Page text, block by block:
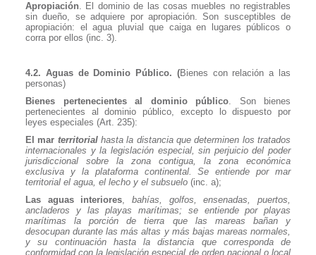
Apropiación. El dominio de las cosas muebles no registrables
sin dueño, se adquiere por apropiación. Son susceptibles de
apropiación: el agua pluvial que caiga en lugares públicos o
corra por ellos (inc. 3).
4.2. Aguas de Dominio Público. (Bienes con relación a las
personas)
Bienes pertenecientes al dominio público. Son bienes
pertenecientes al dominio público, excepto lo dispuesto por
leyes especiales (Art. 235):
El mar territorialhasta la distancia que determinen los tratados
internacionales y la legislación especial, sin perjuicio del poder
jurisdiccional sobre la zona contigua, la zona económica
exclusiva y la plataforma continental. Se entiende por mar
territorial el agua, el lecho y el subsuelo (inc. a);
Las aguas interiores,bahías, golfos, ensenadas, puertos,
ancladeros y las playas marítimas; se entiende por playas
marítimas la porción de tierra que las mareas bañan y
desocupan durante las más altas y más bajas mareas normales,
y su continuación hasta la distancia que corresponda de
conformidad con la legislación especial de orden nacional o local